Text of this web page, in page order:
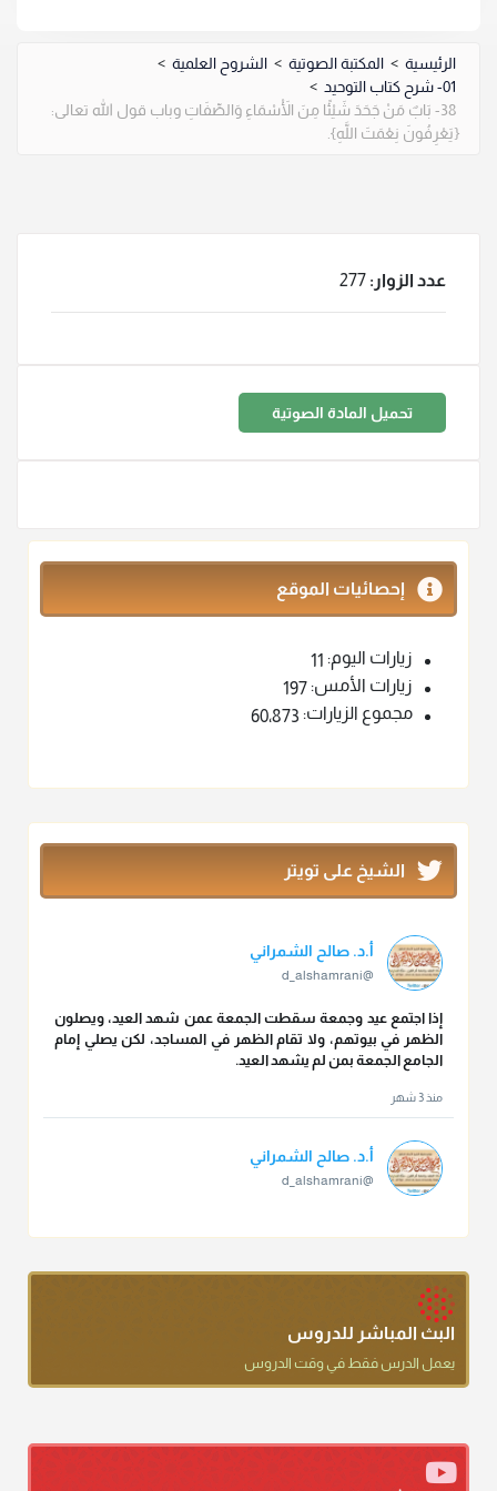
الرئيسية > المكتبة الصوتية > الشروح العلمية >
01- شرح كتاب التوحيد
>
38- بَابٌ مَنْ جَحَدَ شَيْئًا مِنَ الْأَسْمَاءِ وَالصِّفَاتِ وباب قول الله تعالى:
{يَعْرِفُونَ نِعْمَتَ اللَّهِ}.
عدد الزوار: 277
تحميل المادة الصوتية
إحصائيات الموقع
زيارات اليوم: 11
زيارات الأمس: 197
مجموع الزيارات: 60٬873
الشيخ على تويتر
أ.د. صالح الشمراني
@d_alshamrani
إذا اجتمع عيد وجمعة سقطت الجمعة عمن شهد العيد، ويصلون
الظهر في بيوتهم، ولا تقام الظهر في المساجد، لكن يصلي إمام
الجامع الجمعة بمن لم يشهد العيد.
منذ 3 شهر
أ.د. صالح الشمراني
@d_alshamrani
كنت أظن أن الله بقي يخلق مثلك.
دعاء ختم القرآن في الصلاة أقرب إلى البدعة
البث المباشر للدروس
يعمل الدرس فقط في وقت الدروس